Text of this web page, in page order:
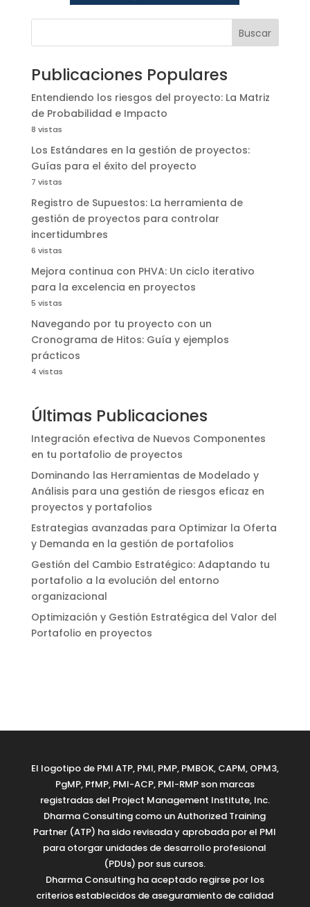
Buscar
Publicaciones Populares
Entendiendo los riesgos del proyecto: La Matriz
de Probabilidad e Impacto
8 vistas
Los Estándares en la gestión de proyectos:
Guías para el éxito del proyecto
7 vistas
Registro de Supuestos: La herramienta de
gestión de proyectos para controlar
incertidumbres
6 vistas
Mejora continua con PHVA: Un ciclo iterativo
para la excelencia en proyectos
5 vistas
Navegando por tu proyecto con un
Cronograma de Hitos: Guía y ejemplos
prácticos
4 vistas
Últimas Publicaciones
Integración efectiva de Nuevos Componentes
en tu portafolio de proyectos
Dominando las Herramientas de Modelado y
Análisis para una gestión de riesgos eficaz en
proyectos y portafolios
Estrategias avanzadas para Optimizar la Oferta
y Demanda en la gestión de portafolios
Gestión del Cambio Estratégico: Adaptando tu
portafolio a la evolución del entorno
organizacional
Optimización y Gestión Estratégica del Valor del
Portafolio en proyectos
El logotipo de PMI ATP, PMI, PMP, PMBOK, CAPM, OPM3,
PgMP, PfMP, PMI-ACP, PMI-RMP son marcas
registradas del Project Management Institute, Inc.
Dharma Consulting como un Authorized Training
Partner (ATP) ha sido revisada y aprobada por el PMI
para otorgar unidades de desarrollo profesional
(PDUs) por sus cursos.
Dharma Consulting ha aceptado regirse por los
criterios establecidos de aseguramiento de calidad